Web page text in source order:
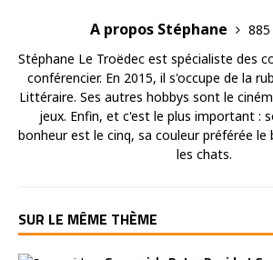
A propos Stéphane
Stéphane Le Troëdec est spécialiste des
conférencier. En 2015, il s'occupe de la
Littéraire. Ses autres hobbys sont le
jeux. Enfin, et c'est le plus important :
bonheur est le cinq, sa couleur préférée le
les chats.
SUR LE MÊME THÈME